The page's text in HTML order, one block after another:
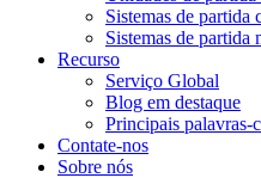
Sistemas de partida
Sistemas de partida
Recurso
Serviço Global
Blog em destaque
Principais palavras-
Contate-nos
Sobre nós